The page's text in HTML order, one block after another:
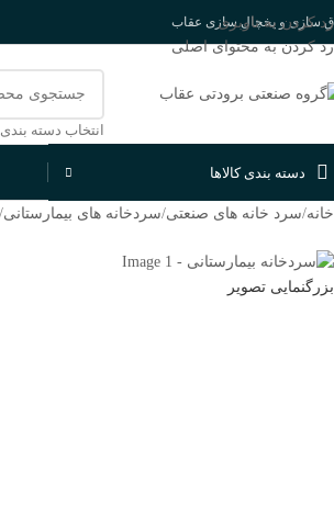
رد کردن به ناوبری
رد کردن به محتوای اصلی
سازی و یخچال سازی عقاب
انتخاب دسته بندی
دسته بندی کالاها
خانه سرد خانه های صنعتی سردخانه های بیمارستانی
بزرگنمایی تصویر